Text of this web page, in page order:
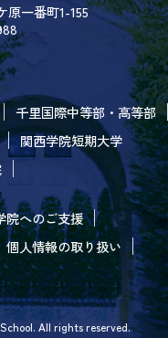
原一番町1-155
千里国際中等部・高等部
関西学院短期大学
院へのご支援
個人情報の取り扱い
All rights reserved.